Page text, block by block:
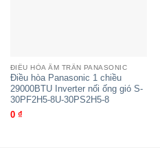
ĐIỀU HÒA ÂM TRẦN PANASONIC
Điều hòa Panasonic 1 chiều
29000BTU Inverter nối ống gió S-
30PF2H5-8U-30PS2H5-8
0 ₫